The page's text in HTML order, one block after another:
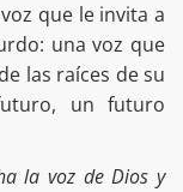
que le invita a
una voz que
las raíces de su
un futuro
la voz de Dios y